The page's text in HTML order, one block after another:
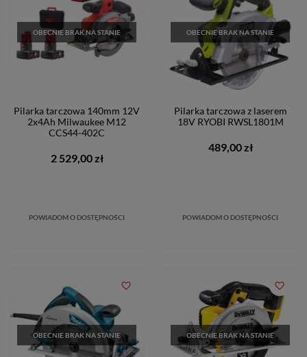
OBECNIE BRAK NA STANIE
Pilarka tarczowa 140mm 12V
2x4Ah Milwaukee M12
CCS44-402C
2 529,00 zł
POWIADOM O DOSTĘPNOŚCI
OBECNIE BRAK NA STANIE
Pilarka tarczowa z laserem
18V RYOBI RWSL1801M
489,00 zł
POWIADOM O DOSTĘPNOŚCI
OBECNIE BRAK NA STANIE
favorite_border
OBECNIE BRAK NA STANIE
favorite_border